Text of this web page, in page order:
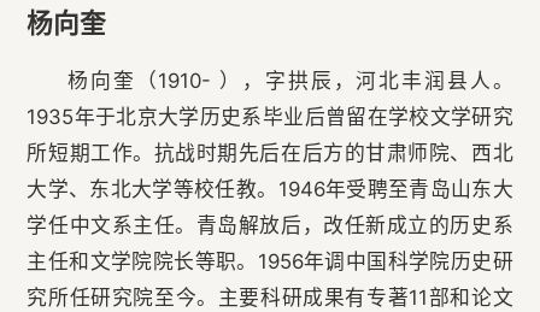
杨向奎
杨向奎（1910- ），字拱辰，河北丰润县人。
1935年于北京大学历史系毕业后曾留在学校文学研究
所短期工作。抗战时期先后在后方的甘肃师院、西北
大学、东北大学等校任教。1946年受聘至青岛山东大
学任中文系主任。青岛解放后，改任新成立的历史系
主任和文学院院长等职。1956年调中国科学院历史研
究所任研究院至今。主要科研成果有专著11部和论文